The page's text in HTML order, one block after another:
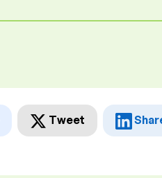
Tweet